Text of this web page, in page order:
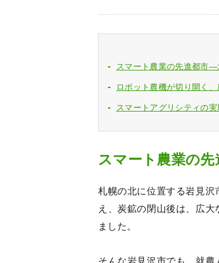
スマート農業の先進都市―
ロボット農機が切り開く
スマートアグリシティの
スマート農業の
札幌の北に位置する岩見
え、炭鉱の閉山後は、広
ました。